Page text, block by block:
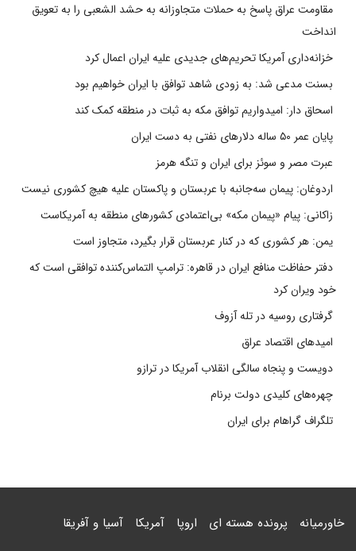
مقاومت عراق پاسخ به حملات متجاوزانه به حشد الشعبی را به تعویق
انداخت
خزانه‌داری آمریکا تحریم‌های جدیدی علیه ایران اعمال کرد
بسنت مدعی شد: به زودی شاهد توافق با ایران خواهیم بود
اسحاق دار: امیدواریم توافق مکه به ثبات در منطقه کمک کند
پایان عمر ۵۰ ساله دلارهای نفتی به دست ایران
عبرت مصر و سوئز برای ایران و تنگه هرمز
اردوغان: پیمان سه‌جانبه با عربستان و پاکستان علیه هیچ کشوری نیست
زاکانی: پیام «پیمان مکه» بی‌اعتمادی کشورهای منطقه به آمریکاست
یمن: هر کشوری که در کنار عربستان قرار بگیرد، متجاوز است
دفتر حفاظت منافع ایران در قاهره: ترامپ التماس‌کننده توافقی است که
خود ویران کرد
گرفتاری روسیه در تله آزوف
امیدهای اقتصاد عراق
دویست و پنجاه سالگی انقلاب آمریکا در ترازو
چهره‌های کلیدی دولت برنام
تلگراف گراهام برای ایران
خاورمیانه پرونده هسته ای اروپا آمریکا آسیا و آفریقا